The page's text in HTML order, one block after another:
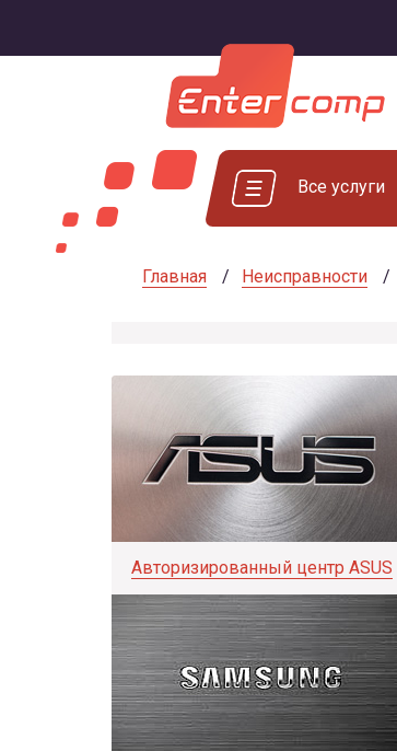
Все услуги
Главная Неисправности
Авторизированный центр ASUS